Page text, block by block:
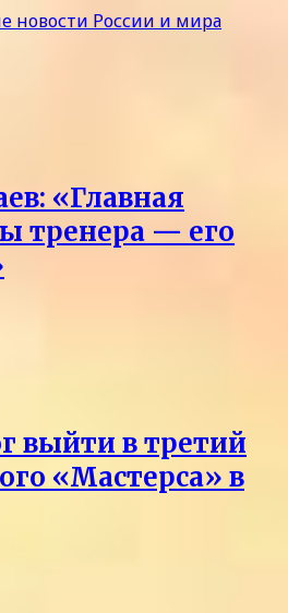
«Главная
тренера — его
выйти в третий
«Мастерса» в